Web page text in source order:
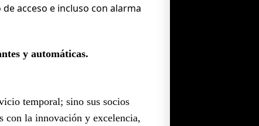
acceso e incluso con alarma
y automáticas.
temporal; sino sus socios
con la innovación y excelencia,